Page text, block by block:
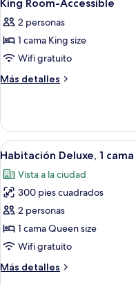
Bed
todas
las
fotos
de
King
King Room-Accessible
2 personas
1 cama King size
Wifi gratuito
Más detalles
Más
Room-
Accessible
Abrir
todas
las
fotos
de
Habitación
Deluxe,
cama
8
Habitación Deluxe, 1
Vista a la ciudad
300 pies cuadrados
2 personas
1 cama Queen size
Wifi gratuito
Más detalles
Más